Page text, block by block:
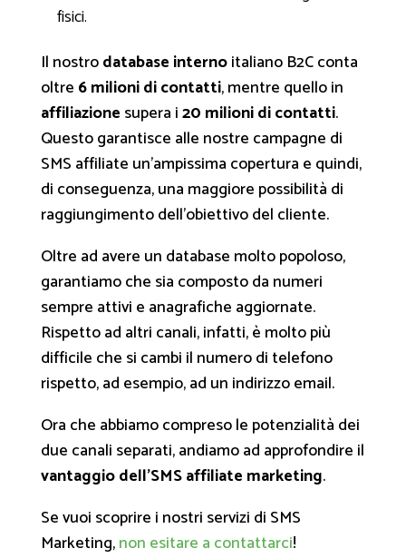
fisici.
Il nostrodatabase internoitaliano B2C conta
oltre 6 milioni di contatti, mentre quello in
affiliazione supera i20 milioni di contatti.
Questo garantisce alle nostre campagne di
SMS affiliate un’ampissima copertura e quindi,
di conseguenza, una maggiore possibilità di
raggiungimento dell’obiettivo del cliente.
Oltre ad avere un database molto popoloso,
garantiamo che sia composto da numeri
sempre attivi e anagrafiche aggiornate.
Rispetto ad altri canali, infatti, è molto più
difficile che si cambi il numero di telefono
rispetto, ad esempio, ad un indirizzo email.
Ora che abbiamo compreso le potenzialità dei
due canali separati, andiamo ad approfondire il
vantaggio dell’SMS affiliate marketing.
Se vuoi scoprire i nostri servizi di SMS
Marketing,non esitare a contattarci!